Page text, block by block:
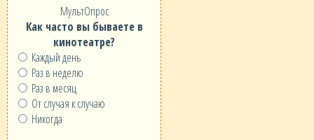
МультОпрос
Как часто вы бываете в
кинотеатре?
Каждый день
Раз в неделю
Раз в месяц
От случая к случаю
Никогда